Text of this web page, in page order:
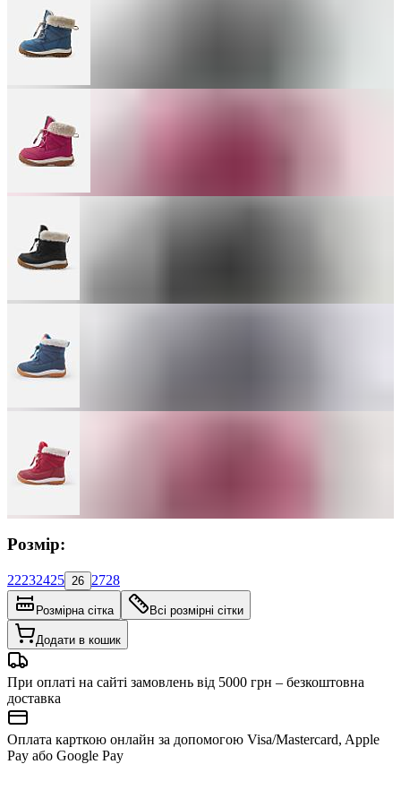
Розмір:
22232425 26 2728
Розмірна сітка Всі розмірні сітки
Додати в кошик
При оплаті на сайті замовлень від 5000 грн – безкоштовна
доставка
Оплата карткою онлайн за допомогою Visa/Mastercard, Apple
Pay або Google Pay